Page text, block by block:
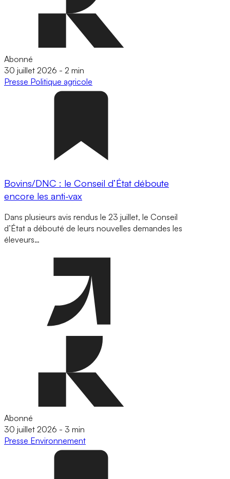
Abonné
30 juillet 2026 - 2 min
Presse Politique agricole
Bovins/DNC : le Conseil d’État déboute
encore les anti-vax
Dans plusieurs avis rendus le 23 juillet, le Conseil
d’État a débouté de leurs nouvelles demandes les
éleveurs…
Abonné
30 juillet 2026 - 3 min
Presse Environnement